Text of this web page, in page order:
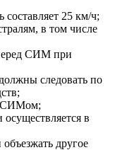
составляет 25 км/ч;
в том числе
СИМ при
следовать по
СИМом;
в
другое